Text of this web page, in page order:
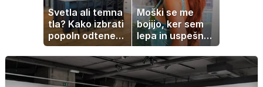
Svetla ali temna
tla? Kako izbrati
popoln odtenek
za vaš dom
Moški se me
bojijo, ker sem
lepa in uspešna:
Misica razkrila,
zakaj je še
vedno samska